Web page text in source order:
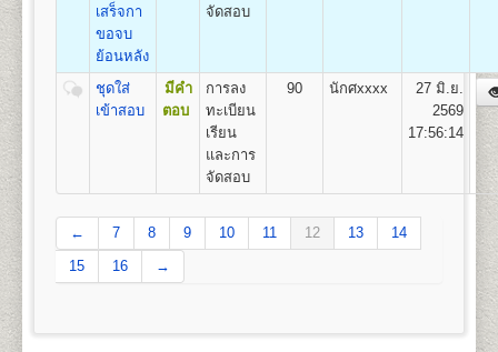
สาขาวิทยบริการเฉลิมพระเกียรต 23 จังหวัด 41 ศูนย์
สอบ
คณะนิติศาสตร์
คณะบริหารธุรกิจสาขาวิชาการจัดการ
คณะสื่อสารมวลชน
http://www.regis.ru.ac.th/index.php/curriculum/2014-
เสร็จกา
ขอจบ
ย้อนหลัง
จัดสอบ
ชุดใส่
เข้าสอบ
มีคำ
ตอบ
การลง
ทะเบียน
เรียน
และการ
จัดสอบ
90 นักศxxxx
27 มิ.ย.
2569
17:56:14
← 7 8 9 10 11 12 13
14
15
16 →